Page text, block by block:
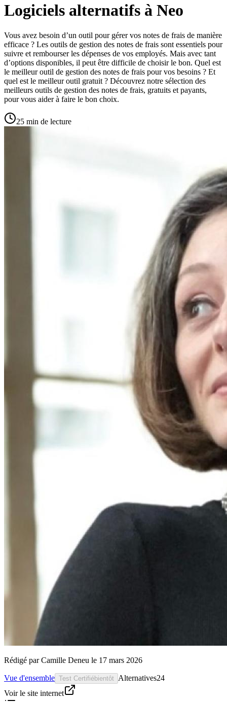
Logiciels alternatifs à Neo
Vous avez besoin d’un outil pour gérer vos notes de frais de manière
efficace ? Les outils de gestion des notes de frais sont essentiels pour
suivre et rembourser les dépenses de vos employés. Mais avec tant
d’options disponibles, il peut être difficile de choisir le bon. Quel est
le meilleur outil de gestion des notes de frais pour vos besoins ? Et
quel est le meilleur outil gratuit ? Découvrez notre sélection des
meilleurs outils de gestion des notes de frais, gratuits et payants,
pour vous aider à faire le bon choix.
25 min de lecture
Rédigé par Camille Deneu le 17 mars 2026
Vue d'ensemble Test Certifiébientôt Alternatives24
Voir le site internet